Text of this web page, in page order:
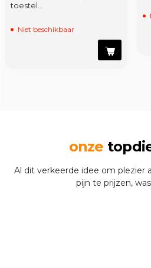
toestel…
Niet beschikbaar
onze
Al dit verkeerde idee om plezier
pijn te prijzen,